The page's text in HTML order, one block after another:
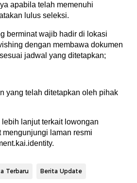
apabila telah memenuhi
lulus seleksi.
berminat wajib hadir di lokasi
dengan membawa dokumen
jadwal yang ditetapkan;
yang telah ditetapkan oleh pihak
lanjut terkait lowongan
mengunjungi laman resmi
Terbaru Berita Update